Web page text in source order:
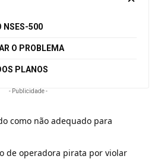
NSES-500
O PROBLEMA
PLANOS
- Publicidade -
como não adequado para
de operadora pirata por violar